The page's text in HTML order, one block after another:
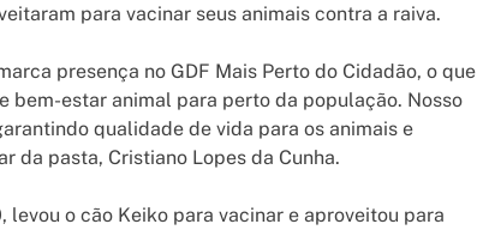
para vacinar seus animais contra a raiva.
presença no GDF Mais Perto do Cidadão, o que
bem-estar animal para perto da população. Nosso
qualidade de vida para os animais e
da pasta, Cristiano Lopes da Cunha.
levou o cão Keiko para vacinar e aproveitou para